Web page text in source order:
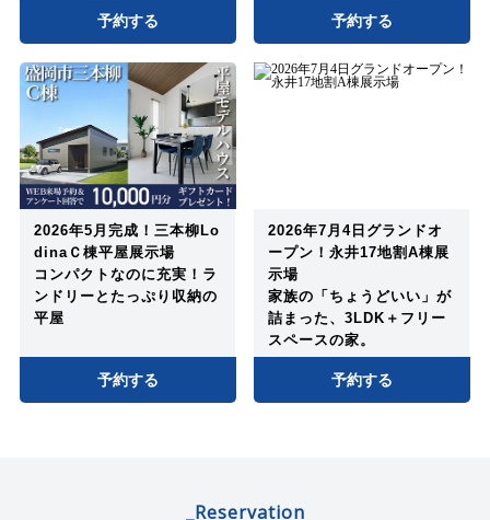
予約する 予約する
2026年5月完成！三本柳Lo
dinaＣ棟平屋展示場
コンパクトなのに充実！ラ
ンドリーとたっぷり収納の
平屋
予約する
2026年7月4日グランドオ
ープン！永井17地割A棟展
示場
家族の「ちょうどいい」が
詰まった、3LDK＋フリー
スペースの家。
予約する
_Reservation